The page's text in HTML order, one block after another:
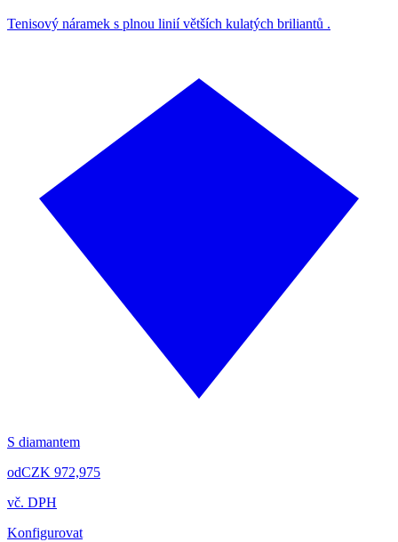
Tenisový náramek s plnou linií větších kulatých briliantů .
S diamantem
odCZK 972,975
vč. DPH
Konfigurovat